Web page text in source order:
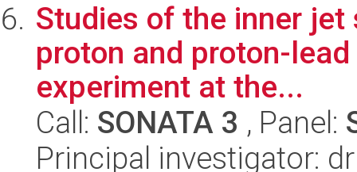
Studies of the inner
proton and proton-
experiment at the...
Call: SONATA 3 , Panel:
Principal investigator: